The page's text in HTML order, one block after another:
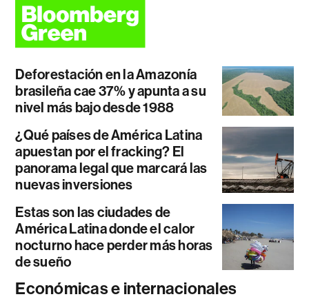
Deforestación en la Amazonía
brasileña cae 37% y apunta a su
nivel más bajo desde 1988
¿Qué países de América Latina
apuestan por el fracking? El
panorama legal que marcará las
nuevas inversiones
Estas son las ciudades de
América Latina donde el calor
nocturno hace perder más horas
de sueño
Económicas e internacionales